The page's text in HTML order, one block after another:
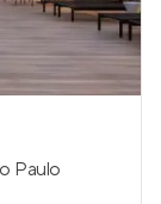
Paulo